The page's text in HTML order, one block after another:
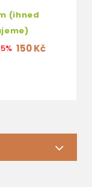
(ihned
150 Kč